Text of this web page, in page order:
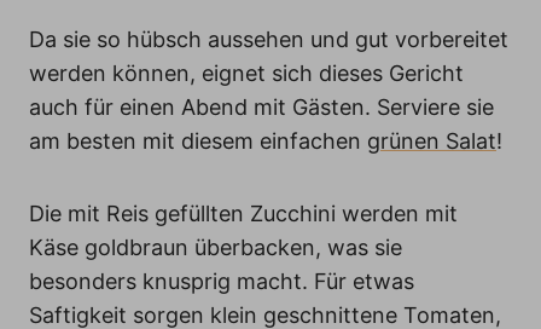
Da sie so hübsch aussehen und gut vorbereitet
werden können, eignet sich dieses Gericht
auch für einen Abend mit Gästen. Serviere sie
am besten mit diesem einfachen grünen Salat!
Die mit Reis gefüllten Zucchini werden mit
Käse goldbraun überbacken, was sie
besonders knusprig macht. Für etwas
Saftigkeit sorgen klein geschnittene Tomaten,